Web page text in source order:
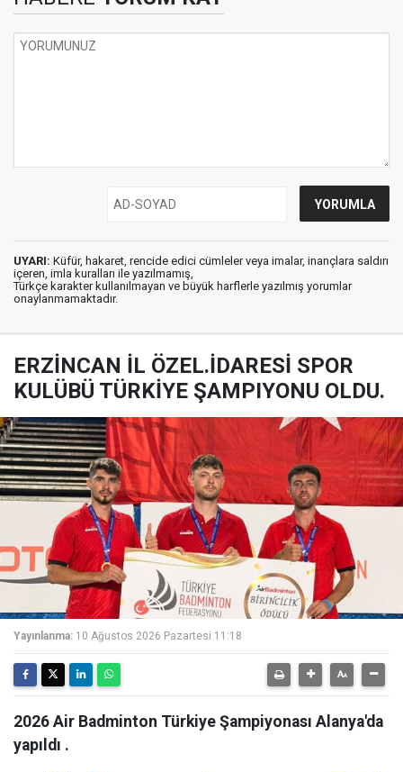
UYARI: Küfür, hakaret, rencide edici cümleler veya imalar, inançlara saldırı
içeren, imla kuralları ile yazılmamış,
Türkçe karakter kullanılmayan ve büyük harflerle yazılmış yorumlar
onaylanmamaktadır.
ERZİNCAN İL ÖZEL.İDARESİ SPOR
KULÜBÜ TÜRKİYE ŞAMPIYONU OLDU.
Yayınlanma: 10 Ağustos 2026 Pazartesi 11:18
2026 Air Badminton Türkiye Şampiyonası Alanya'da
yapıldı .